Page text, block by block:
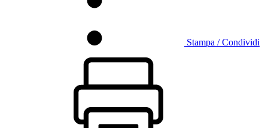
Stampa / Condividi